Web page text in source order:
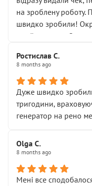
Але після
здаються дрібницями.
Я — клієнт, який
Хотілося б більше:
• належної уваги до
• прозорості в
• реальної
“подивились і поїхав”
На жаль,
Стосовно комунікації
на зроблену роботу.
швидко зробили!
приймальнику
звертатися до цього
Ростислав С.
8 months ago
Дуже швидко
тригодини,
генератор на рено
Olga С.
8 months ago
Мені все